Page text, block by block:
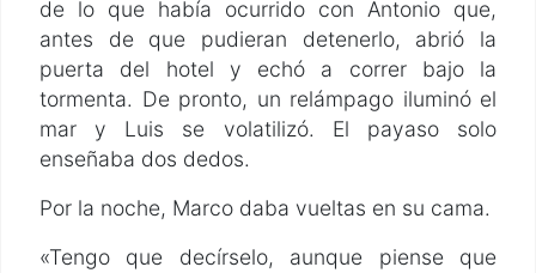
de lo que había ocurrido con Antonio que,
antes de que pudieran detenerlo, abrió la
puerta del hotel y echó a correr bajo la
tormenta. De pronto, un relámpago iluminó el
mar y Luis se volatilizó. El payaso solo
enseñaba dos dedos.
Por la noche, Marco daba vueltas en su cama.
«Tengo que decírselo, aunque piense que